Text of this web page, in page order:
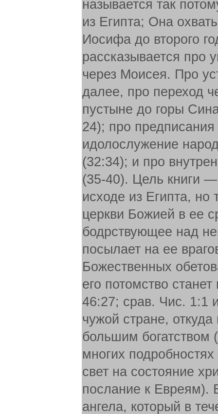
называется так
из Египта; Она
Иосифа до второго
рассказывается про
через Моисея. Про
далее, про переход
пустыне до горы
24); про
идолослужение
(32:34); и про
(35-40). Цель книги
исходе из Египта, но
церкви Божией в ее
бодрствующее над
посылает на ее
Божественных
его потомство
46:27; срав. Чис. 1:1
чужой стране,
большим
многих
свет на состояние
послание к Евреям).
ангела, который в